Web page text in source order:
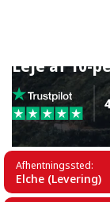
Leje af 10-
Afhentningssted:
Elche (Levering)